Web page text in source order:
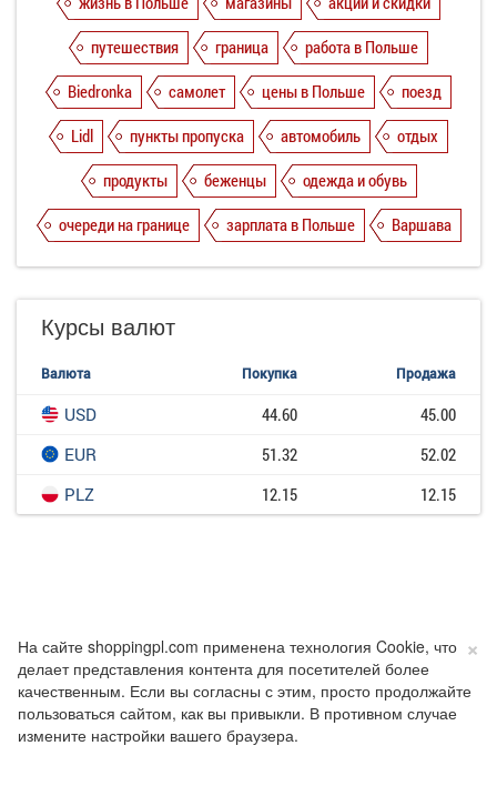
путешествия
граница
работа в Польше
Biedronka
самолет цены в Польше
поезд
Lidl
пункты пропуска автомобиль
отдых
продукты
беженцы
одежда и обувь
очереди на границе
зарплата в Польше Варшава
Курсы валют
Валюта Покупка Продажа
USD 44.60
45.00
EUR
51.32
52.02
PLZ
12.15 12.15
×
На сайте shoppingpl.com применена технология Cookie, что
делает представления контента для посетителей более
качественным. Если вы согласны с этим, просто продолжайте
пользоваться сайтом, как вы привыкли. В противном случае
измените настройки вашего браузера.